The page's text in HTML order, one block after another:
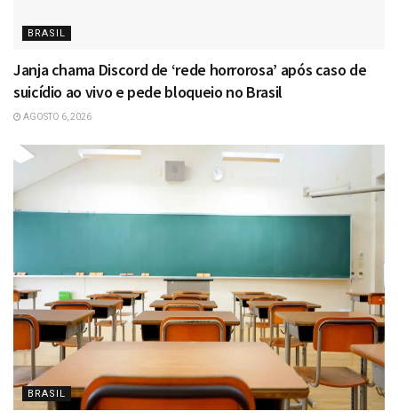
BRASIL
Janja chama Discord de ‘rede horrorosa’ após caso de
suicídio ao vivo e pede bloqueio no Brasil
AGOSTO 6, 2026
BRASIL